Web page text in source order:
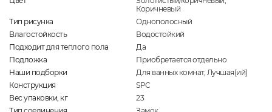
Коричневый
Тип рисунка
Однополосный
Влагостойкость
Водостойкий
Подходит для теплого пола
Да
Подложка
Приобретается отдельно
Наши подборки
Для ванных комнат, Лучшая(ий)
Конструкция
SPC
Вес упаковки, кг
23